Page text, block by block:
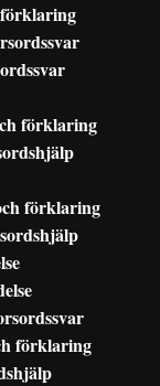
förklaring
förklaring
förklaring